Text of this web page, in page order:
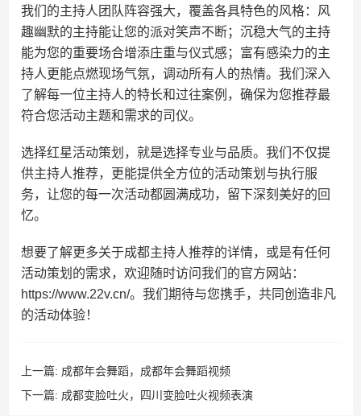
我们的主持人团队阵容强大，覆盖各具特色的风格：风
趣幽默的主持能让您的派对笑声不断；沉稳大气的主持
能为您的重要场合增添庄重与仪式感；富有感染力的主
持人更能点燃现场气氛，调动所有人的热情。我们深入
了解每一位主持人的特长和过往案例，确保为您推荐最
符合您活动主题和需求的司仪。
选择红星活动策划，就是选择专业与品质。我们不仅提
供主持人推荐，更能提供全方位的活动策划与执行服
务，让您的每一次活动都圆满成功，留下深刻美好的回
忆。
想要了解更多关于成都主持人推荐的详情，或是有任何
活动策划的需求，欢迎随时访问我们的官方网站：
https://www.22v.cn/。我们期待与您携手，共同创造非凡
的活动体验！
上一篇: 成都年会舞蹈，成都年会舞蹈视频
下一篇: 成都变脸吐火，四川变脸吐火视频表演